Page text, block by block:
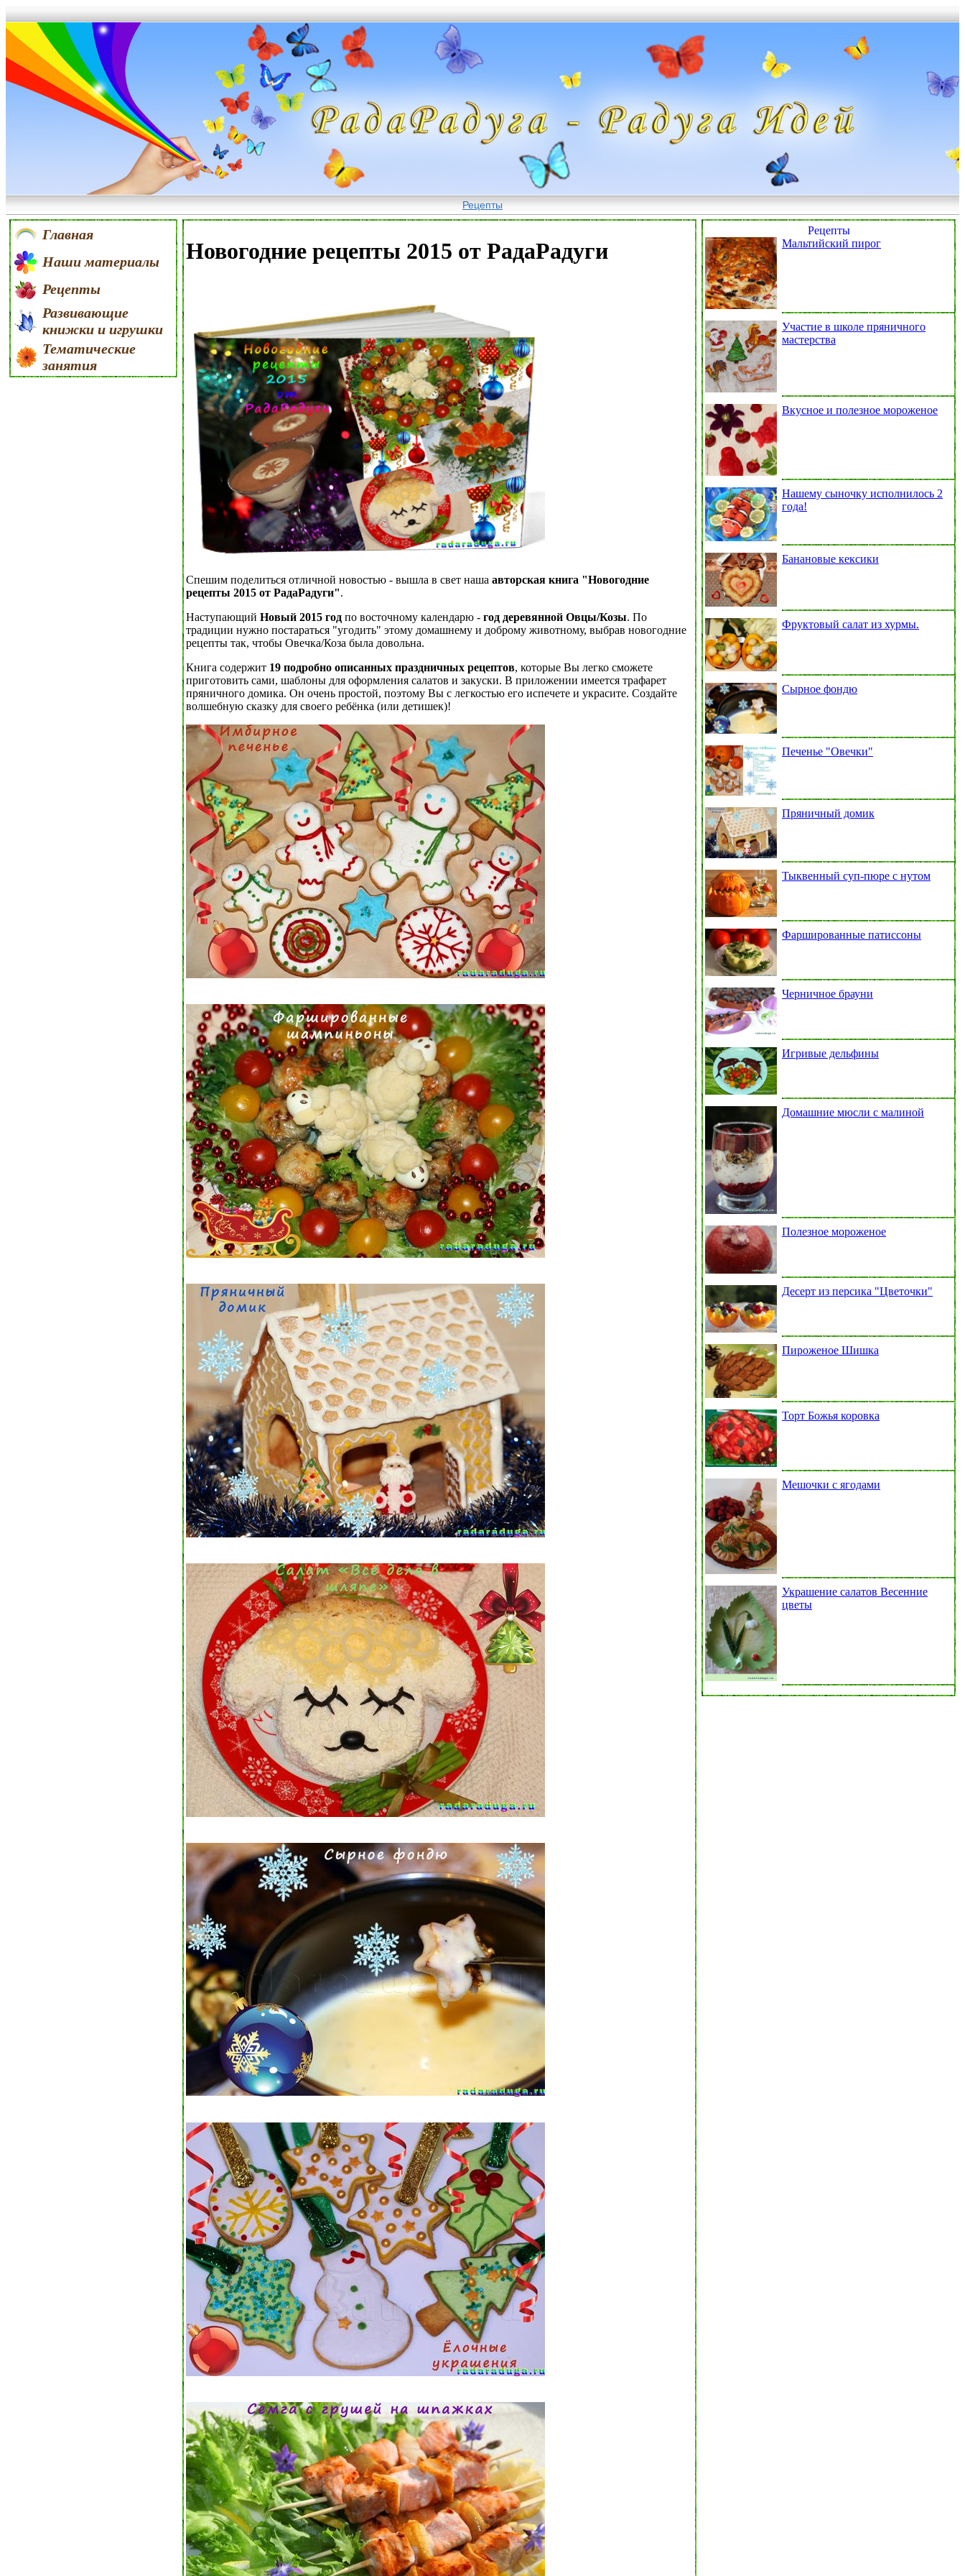
Рецепты
Главная
Наши материалы
Рецепты
Развивающие
книжки и игрушки
Тематические
занятия
Новогодние рецепты 2015 от РадаРадуги
Спешим поделиться отличной новостью - вышла в свет наша авторская книга "Новогодние
рецепты 2015 от РадаРадуги".
Наступающий Новый 2015 год по восточному календарю - год деревянной Овцы/Козы. По
традиции нужно постараться "угодить" этому домашнему и доброму животному, выбрав новогодние
рецепты так, чтобы Овечка/Коза была довольна.
Книга содержит 19 подробно описанных праздничных рецептов, которые Вы легко сможете
приготовить сами, шаблоны для оформления салатов и закуски. В приложении имеется трафарет
пряничного домика. Он очень простой, поэтому Вы с легкостью его испечете и украсите. Создайте
волшебную сказку для своего ребёнка (или детишек)!
Рецепты
Мальтийский пирог
Участие в школе пряничного
мастерства
Вкусное и полезное мороженое
Нашему сыночку исполнилось 2
года!
Банановые кексики
Фруктовый салат из хурмы.
Сырное фондю
Печенье "Овечки"
Пряничный домик
Тыквенный суп-пюре с нутом
Фаршированные патиссоны
Черничное брауни
Игривые дельфины
Домашние мюсли с малиной
Полезное мороженое
Десерт из персика "Цветочки"
Пироженое Шишка
Торт Божья коровка
Мешочки с ягодами
Украшение салатов Весенние
цветы